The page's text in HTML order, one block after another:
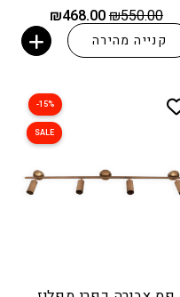
₪550.00 המחיר
המקורי
היה:
₪550.00.
₪468.00
הנוכחי
הוא: קנייה מהירה
15%-
SALE